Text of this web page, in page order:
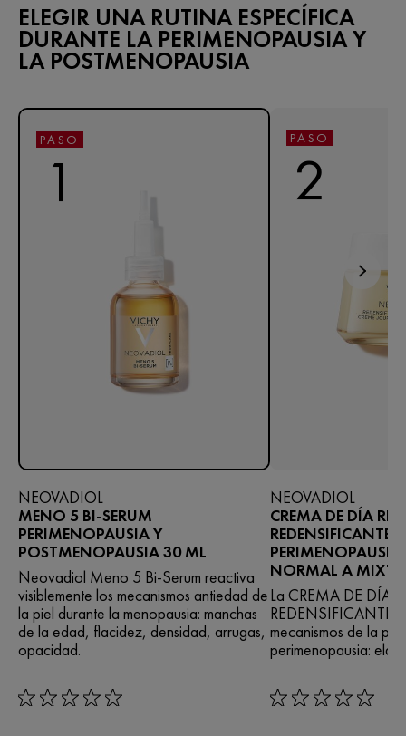
ELEGIR UNA RUTINA ESPECÍFICA
DURANTE LA PERIMENOPAUSIA Y
LA POSTMENOPAUSIA
PASO
1
NEOVADIOL
MENO 5 BI-SERUM
PERIMENOPAUSIA Y
POSTMENOPAUSIA 30 ML
Neovadiol Meno 5 Bi-Serum reactiva
visiblemente los mecanismos antiedad de
la piel durante la menopausia: manchas
de la edad, flacidez, densidad, arrugas,
opacidad.
rating: 0 out of 5
PASO
2
NEOVADIOL
CREMA DE DÍA
REDENSIFICANTE
PERIMENOPAUSIA
NORMAL A
La CREMA DE DÍA
REDENSIFICANTE
mecanismos de la
perimenopausia:
rating: 0 out of 5